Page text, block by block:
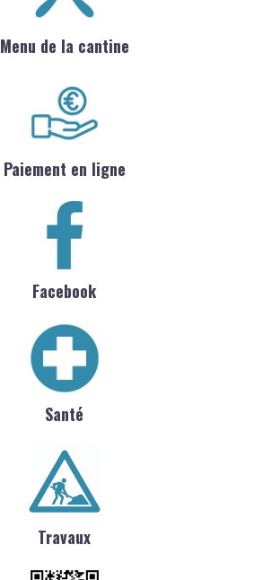
Menu de la cantine
Paiement en ligne
Facebook
Santé
Travaux